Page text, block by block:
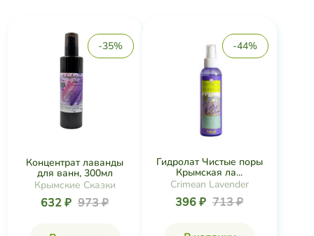
-35%
Концентрат лаванды
для ванн, 300мл
Крымские Сказки
632 ₽ 973 ₽
-44%
Гидролат Чистые поры
Крымская ла...
Crimean Lavender
396 ₽ 713 ₽